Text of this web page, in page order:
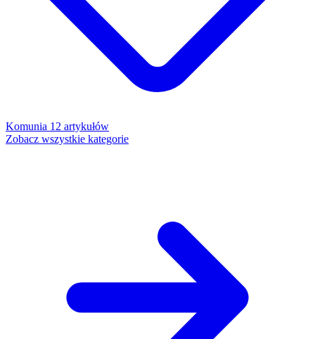
Komunia 12 artykułów
Zobacz wszystkie kategorie